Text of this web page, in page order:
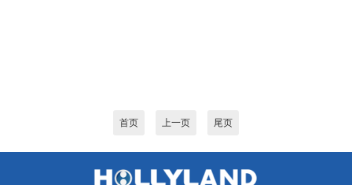
首页 上一页 尾页